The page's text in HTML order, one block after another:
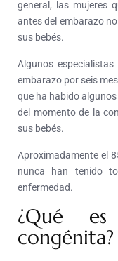
general, las mujeres
antes del embarazo
sus bebés.
Algunos
embarazo por seis
que ha habido
del momento de la
sus bebés.
Aproximadamente el
nunca han tenido
enfermedad.
¿Qué es
congénita?